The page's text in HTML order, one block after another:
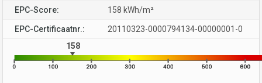
EPC-Score: 158 kWh/m²
EPC-Certificaatnr.:
20110323-0000794134-00000001-0
158